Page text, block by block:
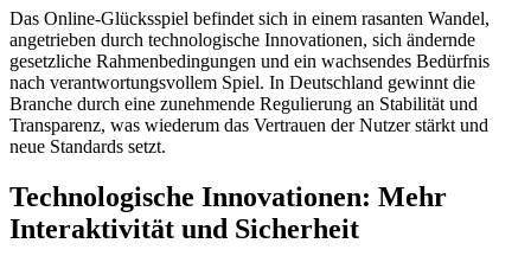
Das Online-Glücksspiel befindet sich in einem rasanten Wandel,
angetrieben durch technologische Innovationen, sich ändernde
gesetzliche Rahmenbedingungen und ein wachsendes Bedürfnis
nach verantwortungsvollem Spiel. In Deutschland gewinnt die
Branche durch eine zunehmende Regulierung an Stabilität und
Transparenz, was wiederum das Vertrauen der Nutzer stärkt und
neue Standards setzt.
Technologische Innovationen: Mehr
Interaktivität und Sicherheit